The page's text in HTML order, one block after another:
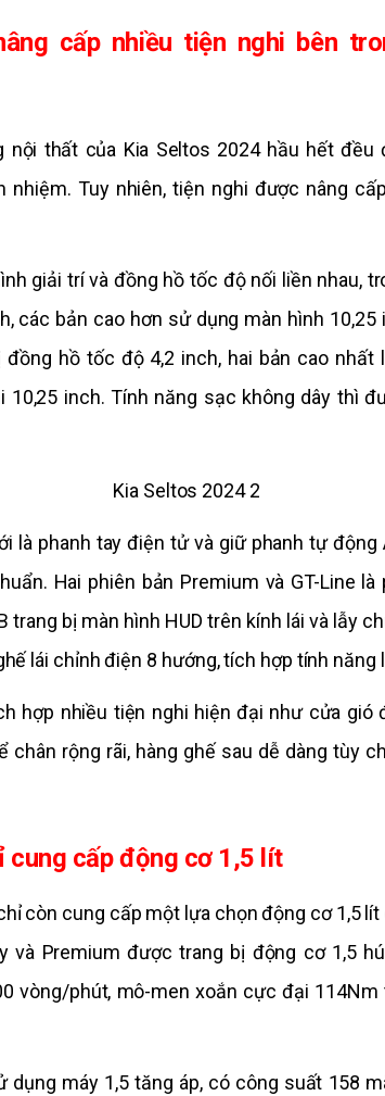
cấp nhiều tiện nghi bên
nội thất của Kia Seltos 2024 hầu hết đều
nhiệm. Tuy nhiên, tiện nghi được nâng
giải trí và đồng hồ tốc độ nối liền nhau,
các bản cao hơn sử dụng màn hình 10,25
đồng hồ tốc độ 4,2 inch, hai bản cao nhất
10,25 inch. Tính năng sạc không dây thì
là phanh tay điện tử và giữ phanh tự động
Hai phiên bản Premium và GT-Line là
trang bị màn hình HUD trên kính lái và lẫy
lái chỉnh điện 8 hướng, tích hợp tính năng
hợp nhiều tiện nghi hiện đại như cửa gió
chân rộng rãi, hàng ghế sau dễ dàng tùy
cung cấp động cơ 1,5 lít
còn cung cấp một lựa chọn động cơ 1,5
và Premium được trang bị động cơ 1,5
vòng/phút, mô-men xoắn cực đại 114Nm
dụng máy 1,5 tăng áp, có công suất 158